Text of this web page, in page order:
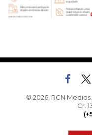
© 2026, RCN
Cr.